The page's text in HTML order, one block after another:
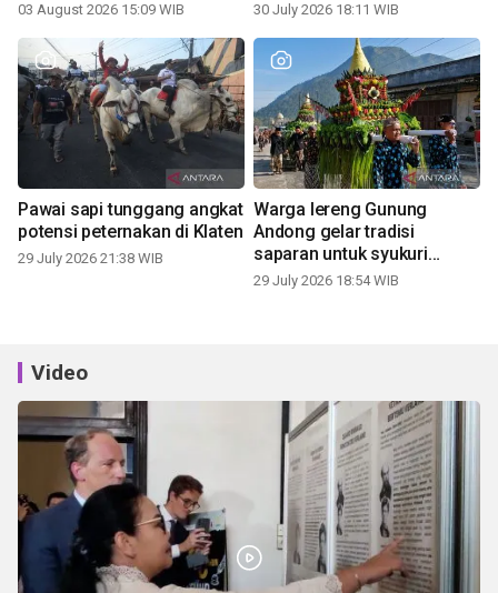
03 August 2026 15:09 WIB 30 July 2026 18:11 WIB
Pawai sapi tunggang angkat
potensi peternakan di Klaten
29 July 2026 21:38 WIB
Warga lereng Gunung
Andong gelar tradisi
saparan untuk syukuri
panen
29 July 2026 18:54 WIB
Video